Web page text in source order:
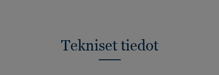
Tekniset tiedot